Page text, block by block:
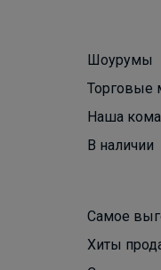
Шоурумы
Торговые
Наша
В наличии
Самое
Хиты